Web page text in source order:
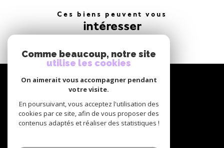
Ces biens peuvent vous
intéresser
suivre
Comme beaucoup, notre site
utilise les cookies
On aimerait vous accompagner pendant
votre visite.
En poursuivant, vous acceptez l'utilisation des
cookies par ce site, afin de vous proposer des
contenus adaptés et réaliser des statistiques !